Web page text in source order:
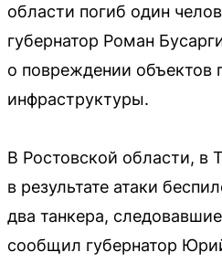
области погиб один
губернатор Роман
о повреждении объектов
инфраструктуры.
В Ростовской области, в
в результате атаки
два танкера,
сообщил губернатор